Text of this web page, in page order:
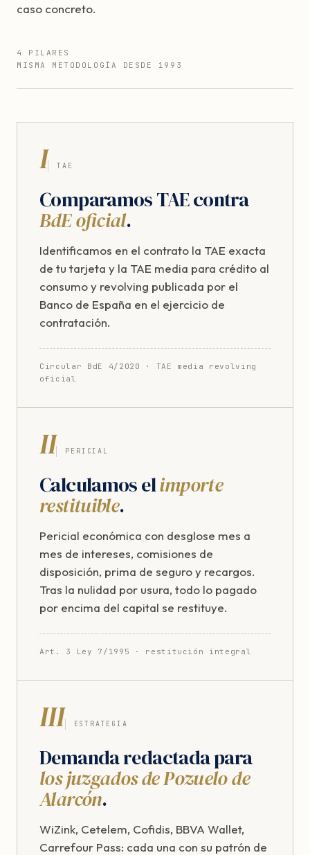
caso concreto.
4 PILARES
MISMA METODOLOGÍA DESDE 1993
I TAE
Comparamos TAE contra
BdE oficial.
Identificamos en el contrato la TAE exacta
de tu tarjeta y la TAE media para crédito al
consumo y revolving publicada por el
Banco de España en el ejercicio de
contratación.
Circular BdE 4/2020 · TAE media revolving
oficial
II PERICIAL
Calculamos elimporte
restituible.
Pericial económica con desglose mes a
mes de intereses, comisiones de
disposición, prima de seguro y recargos.
Tras la nulidad por usura, todo lo pagado
por encima del capital se restituye.
Art. 3 Ley 7/1995 · restitución integral
III ESTRATEGIA
Demanda redactada para
los juzgados de Pozuelo de
Alarcón.
WiZink, Cetelem, Cofidis, BBVA Wallet,
Carrefour Pass: cada una con su patrón de